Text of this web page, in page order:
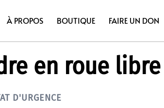
À PROPOS BOUTIQUE FAIRE UN DON
en roue libre
D'URGENCE